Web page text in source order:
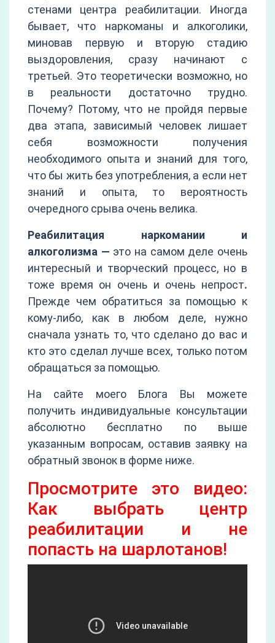
стенами центра реабилитации. Иногда
бывает, что наркоманы и алкоголики,
миновав первую и вторую стадию
выздоровления, сразу начинают с
третьей. Это теоретически возможно, но
в реальности достаточно трудно.
Почему? Потому, что не пройдя первые
два этапа, зависимый человек лишает
себя возможности получения
необходимого опыта и знаний для того,
что бы жить без употребления, а если нет
знаний и опыта, то вероятность
очередного срыва очень велика.
Реабилитация наркомании и
алкоголизма — это на самом деле очень
интересный и творческий процесс, но в
тоже время он очень и очень непрост.
Прежде чем обратиться за помощью к
кому-либо, как в любом деле, нужно
сначала узнать то, что сделано до вас и
кто это сделал лучше всех, только потом
обращаться за помощью.
На сайте моего Блога Вы можете
получить индивидуальные консультации
абсолютно бесплатно по выше
указанным вопросам, оставив заявку на
обратный звонок в форме ниже.
Просмотрите это видео:
Как выбрать центр
реабилитации и не
попасть на шарлотанов!